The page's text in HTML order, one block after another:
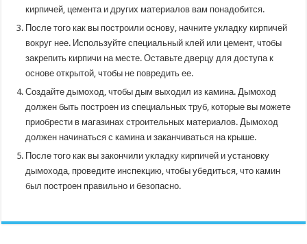
кирпичей, цемента и других материалов вам понадобится.
После того как вы построили основу, начните укладку кирпичей
вокруг нее. Используйте специальный клей или цемент, чтобы
закрепить кирпичи на месте. Оставьте дверцу для доступа к
основе открытой, чтобы не повредить ее.
Создайте дымоход, чтобы дым выходил из камина. Дымоход
должен быть построен из специальных труб, которые вы можете
приобрести в магазинах строительных материалов. Дымоход
должен начинаться с камина и заканчиваться на крыше.
После того как вы закончили укладку кирпичей и установку
дымохода, проведите инспекцию, чтобы убедиться, что камин
был построен правильно и безопасно.